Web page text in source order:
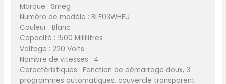
Marque : Smeg
Numéro de modèle : BLF03WHEU
Couleur : Blanc
Capacité : 1500 Millilitres
Voltage : 220 Volts
Nombre de vitesses : 4
Caractéristiques : Fonction de démarrage doux, 3
programmes automatiques, couvercle transparent